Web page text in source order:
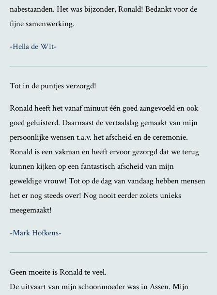
nabestaanden. Het was bijzonder, Ronald! Bedankt voor de
fijne samenwerking.
-Hella de Wit-
Tot in de puntjes verzorgd!
Ronald heeft het vanaf minuut één goed aangevoeld en ook
goed geluisterd. Daarnaast de vertaalslag gemaakt van mijn
persoonlijke wensen t.a.v. het afscheid en de ceremonie.
Ronald is een vakman en heeft ervoor gezorgd dat we terug
kunnen kijken op een fantastisch afscheid van mijn
geweldige vrouw! Tot op de dag van vandaag hebben mensen
het er nog steeds over! Nog nooit eerder zoiets unieks
meegemaakt!
-Mark Hofkens-
Geen moeite is Ronald te veel.
De uitvaart van mijn schoonmoeder was in Assen. Mijn